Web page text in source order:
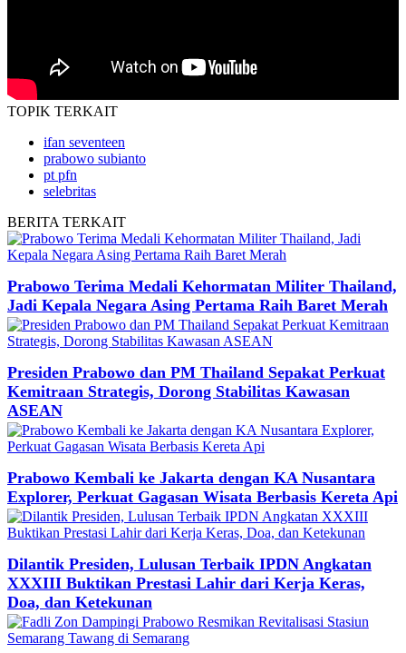
TOPIK TERKAIT
ifan seventeen
prabowo subianto
pt pfn
selebritas
BERITA TERKAIT
Prabowo Terima Medali Kehormatan Militer Thailand,
Jadi Kepala Negara Asing Pertama Raih Baret Merah
Presiden Prabowo dan PM Thailand Sepakat Perkuat
Kemitraan Strategis, Dorong Stabilitas Kawasan
ASEAN
Prabowo Kembali ke Jakarta dengan KA Nusantara
Explorer, Perkuat Gagasan Wisata Berbasis Kereta Api
Dilantik Presiden, Lulusan Terbaik IPDN Angkatan
XXXIII Buktikan Prestasi Lahir dari Kerja Keras,
Doa, dan Ketekunan